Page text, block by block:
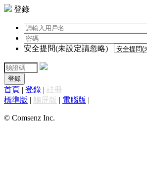
登錄
安全提問(未設定請忽略)
登錄
首頁 | 登錄 | 註冊
標準版 | 觸屏版 | 電腦版 |
© Comsenz Inc.